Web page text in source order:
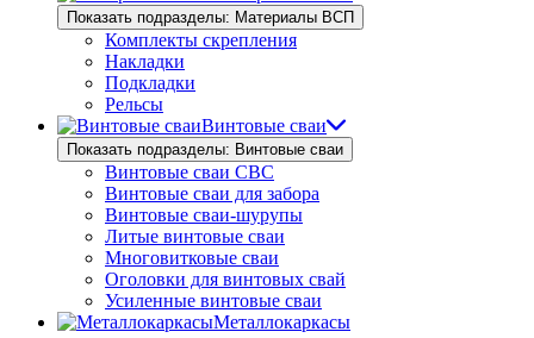
Показать подразделы: Материалы ВСП
Комплекты скрепления
Накладки
Подкладки
Рельсы
Винтовые сваи
Показать подразделы: Винтовые сваи
Винтовые сваи СВС
Винтовые сваи для забора
Винтовые сваи-шурупы
Литые винтовые сваи
Многовитковые сваи
Оголовки для винтовых свай
Усиленные винтовые сваи
Металлокаркасы